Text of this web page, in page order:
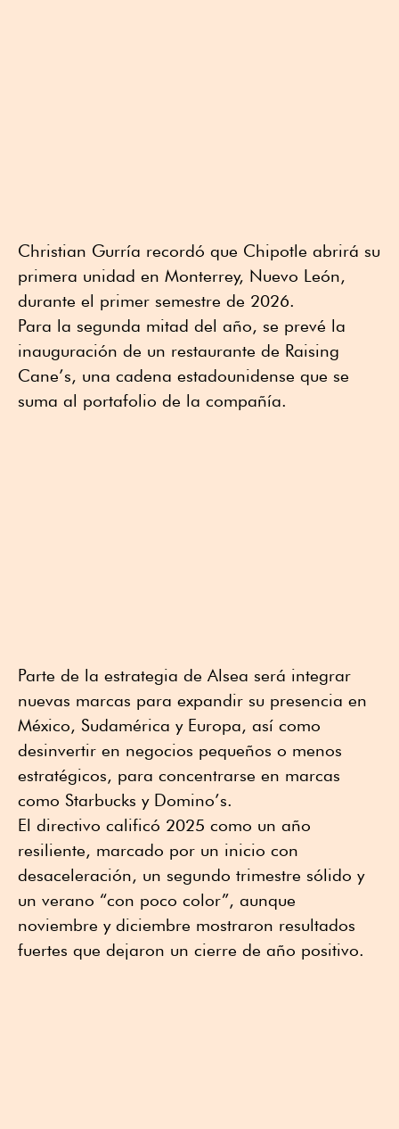
Christian Gurría recordó que Chipotle abrirá su
primera unidad en Monterrey, Nuevo León,
durante el primer semestre de 2026.
Para la segunda mitad del año, se prevé la
inauguración de un restaurante de Raising
Cane’s, una cadena estadounidense que se
suma al portafolio de la compañía.
Parte de la estrategia de Alsea será integrar
nuevas marcas para expandir su presencia en
México, Sudamérica y Europa, así como
desinvertir en negocios pequeños o menos
estratégicos, para concentrarse en marcas
como Starbucks y Domino’s.
El directivo calificó 2025 como un año
resiliente, marcado por un inicio con
desaceleración, un segundo trimestre sólido y
un verano “con poco color”, aunque
noviembre y diciembre mostraron resultados
fuertes que dejaron un cierre de año positivo.